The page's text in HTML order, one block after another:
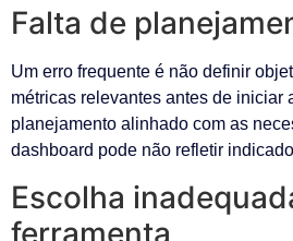
Falta de
Um erro frequente é não definir
métricas relevantes antes de iniciar
planejamento alinhado com as
dashboard pode não refletir
Escolha
ferramenta